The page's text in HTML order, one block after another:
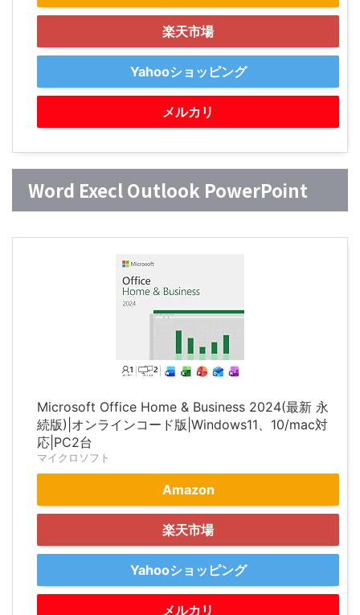
楽天市場
Yahooショッピング
メルカリ
Word Execl Outlook PowerPoint
Microsoft Office Home & Business 2024(最新 永
続版)|オンラインコード版|Windows11、10/mac対
応|PC2台
マイクロソフト
Amazon
楽天市場
Yahooショッピング
メルカリ